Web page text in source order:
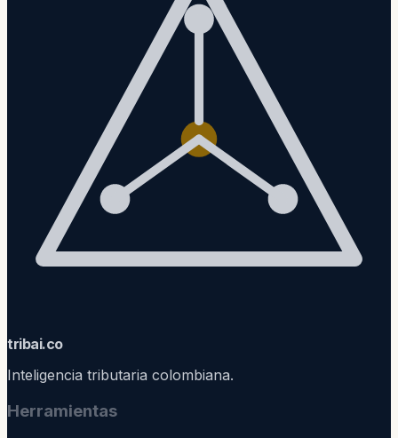
tribai.co
Inteligencia tributaria colombiana.
Herramientas